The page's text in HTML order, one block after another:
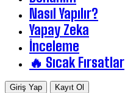
Nasıl Yapılır?
Yapay Zeka
İnceleme
🔥 Sıcak Fırsatlar
Giriş Yap Kayıt Ol